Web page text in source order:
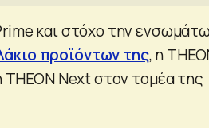
και στόχο την
προϊόντων της, η
Next στον τομέα της